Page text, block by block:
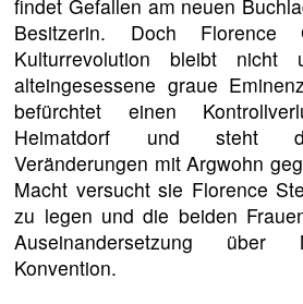
findet Gefallen am neuen
Besitzerin. Doch Florence
Kulturrevolution bleibt nicht
alteingesessene graue
befürchtet einen
Heimatdorf und steht
Veränderungen mit Argwohn
Macht versucht sie Florence
zu legen und die beiden
Auseinandersetzung über
Konvention.